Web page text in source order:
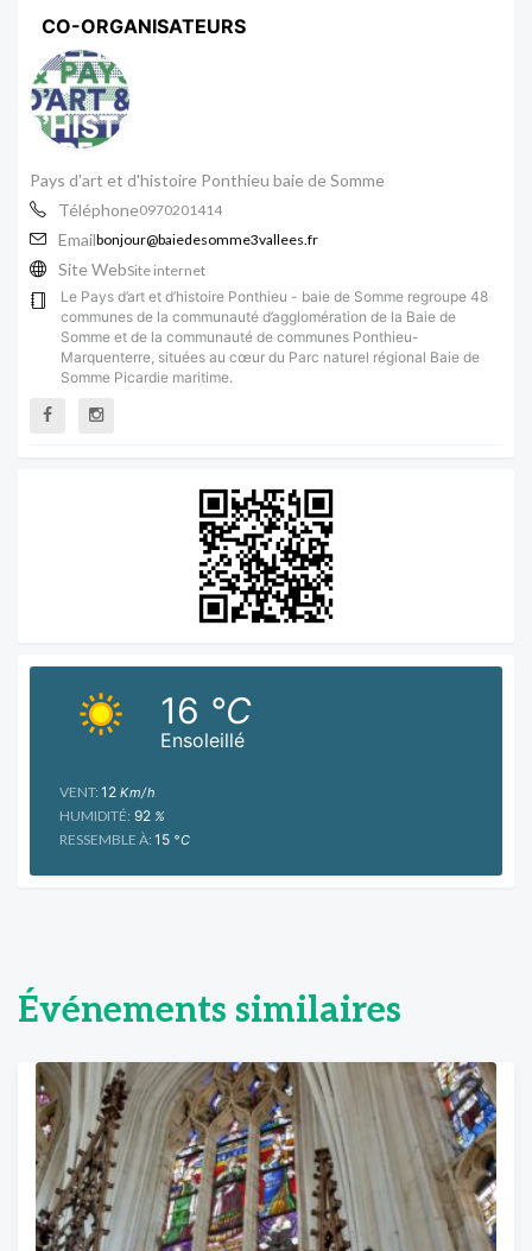
CO-ORGANISATEURS
Pays d'art et d'histoire Ponthieu baie de Somme
Téléphone0970201414
Emailbonjour@baiedesomme3vallees.fr
Site WebSite internet
Le Pays d’art et d’histoire Ponthieu - baie de Somme regroupe 48
communes de la communauté d’agglomération de la Baie de
Somme et de la communauté de communes Ponthieu-
Marquenterre, situées au cœur du Parc naturel régional Baie de
Somme Picardie maritime.
Ensoleillé
16 °C
VENT: 12 Km/h
HUMIDITÉ: 92 %
RESSEMBLE À: 15 °C
Événements similaires